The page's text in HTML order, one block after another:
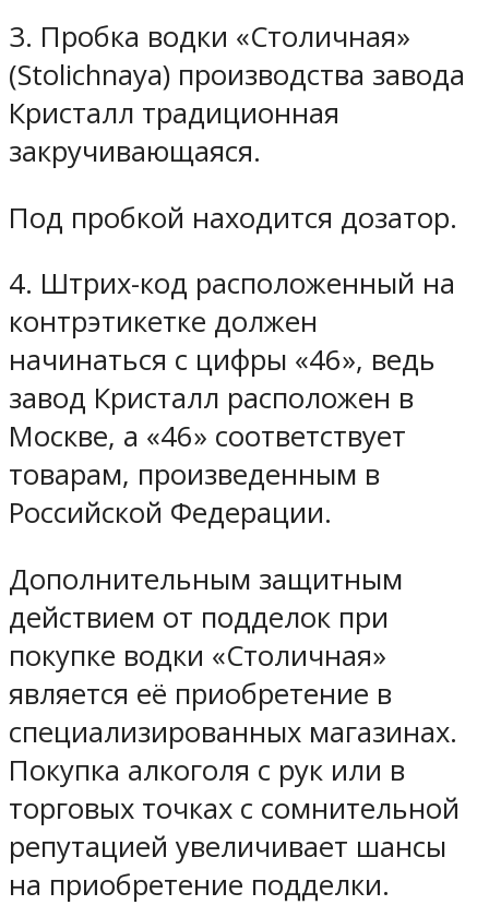
3. Пробка водки «Столичная»
(Stolichnaya) производства завода
Кристалл традиционная
закручивающаяся.
Под пробкой находится дозатор.
4. Штрих-код расположенный на
контрэтикетке должен
начинаться с цифры «46», ведь
завод Кристалл расположен в
Москве, а «46» соответствует
товарам, произведенным в
Российской Федерации.
Дополнительным защитным
действием от подделок при
покупке водки «Столичная»
является её приобретение в
специализированных магазинах.
Покупка алкоголя с рук или в
торговых точках с сомнительной
репутацией увеличивает шансы
на приобретение подделки.